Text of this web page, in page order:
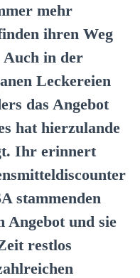
mehr
ihren Weg
Auch in der
Leckereien
das Angebot
hat hierzulande
Ihr erinnert
stammenden
Angebot und sie
restlos